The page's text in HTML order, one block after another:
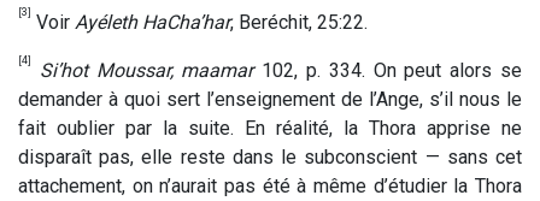
[3] Voir Ayéleth HaCha’har, Beréchit, 25:22.
[4] Si’hot Moussar, maamar102, p. 334. On peut alors se
demander à quoi sert l’enseignement de l’Ange, s’il nous le
fait oublier par la suite. En réalité, la Thora apprise ne
disparaît pas, elle reste dans le subconscient — sans cet
attachement, on n’aurait pas été à même d’étudier la Thora